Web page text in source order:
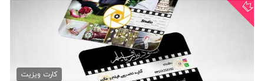
دانلود کارت ویزیت استودیو...
79,000 تومان
کارت ویزیت